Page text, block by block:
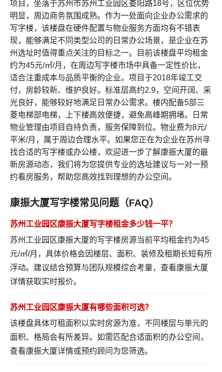
项目，坐落于苏州市苏州工业园区娄阳路18号，区位优势
明显，周边商务氛围成熟。作为一处面向企业办公需求的
写字楼，该楼盘在硬件配置与物业服务方面均有不错表
现，能够满足不同类型公司的日常办公场景，是企业在苏
州选址时值得重点关注的目标之一。目前该楼盘平均租金
约为45元/㎡/月，在周边写字楼市场中具备一定性价比，
适合注重成本与品质平衡的企业。项目于2018年竣工交
付，房龄较新、维护良好。标准层高约2.9，空间开阔、采
光良好，能够较好地满足日常办公需求。楼内配备5部三
菱电梯部电梯，上下楼高效便捷，避免高峰期拥堵。日常
物业管理由项目自持负责，服务保障到位。物业费为8元/
平米/月，属于周边合理水平。如果您正在为企业在苏州寻
找合适的写字楼或办公楼，欢迎进一步了解康振大厦的最
新房源动态，我们将为您提供专业的选址建议与一对一预
约看房服务，帮助您高效找到理想的办公空间。
康振大厦写字楼常见问题（FAQ）
苏州工业园区康振大厦写字楼租金多少钱一平？
苏州工业园区康振大厦的写字楼房源当前平均租金约为45
元/㎡/月，具体价格会因楼层、面积、装修及租期长短有所
浮动。建议结合预算与团队规模综合考量， 查看康振大厦
详情获取实时报价。
苏州工业园区康振大厦有哪些面积可选？
该楼盘具体可租面积以实时房源为准，不同楼层与单元的
面积、格局会有所差异。如需匹配合适面积的办公空间，
查看康振大厦详情或预约顾问为您筛选。